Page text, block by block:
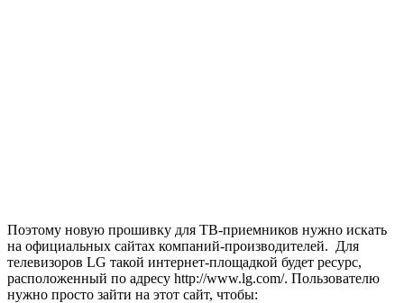
Поэтому новую прошивку для ТВ-приемников нужно искать
на официальных сайтах компаний-производителей. Для
телевизоров LG такой интернет-площадкой будет ресурс,
расположенный по адресу http://www.lg.com/. Пользователю
нужно просто зайти на этот сайт, чтобы: